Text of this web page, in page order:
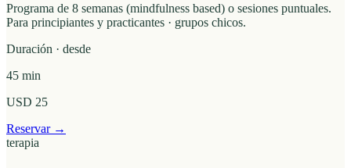
Programa de 8 semanas (mindfulness based) o sesiones puntuales.
Para principiantes y practicantes · grupos chicos.
Duración · desde
45 min
USD 25
Reservar →
terapia